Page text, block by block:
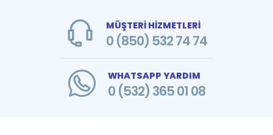
MÜŞTERİ HİZMETLERİ
0 (850) 532 74 74
WHATSAPP YARDIM
0 (532) 365 01 08